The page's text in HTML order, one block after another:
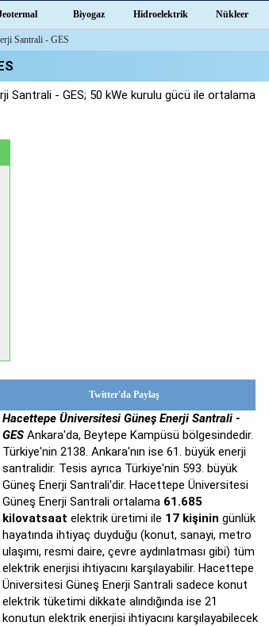
Biyogaz Hidroelektrik Nükleer
Santrali - GES
Santrali - GES; 50 kWe kurulu gücü ile ortalama
Twitter'da Paylaş
Hacettepe Üniversitesi Güneş Enerji Santrali -
GES Ankara'da, Beytepe Kampüsü bölgesindedir.
Türkiye'nin 2138. Ankara'nın ise 61. büyük enerji
santralidir. Tesis ayrıca Türkiye'nin 593. büyük
Güneş Enerji Santrali'dir. Hacettepe Üniversitesi
Güneş Enerji Santrali ortalama 61.685
kilovatsaat elektrik üretimi ile 17 kişinin günlük
hayatında ihtiyaç duyduğu (konut, sanayi, metro
ulaşımı, resmi daire, çevre aydınlatması gibi) tüm
elektrik enerjisi ihtiyacını karşılayabilir. Hacettepe
Üniversitesi Güneş Enerji Santrali sadece konut
elektrik tüketimi dikkate alındığında ise 21
konutun elektrik enerjisi ihtiyacını karşılayabilecek